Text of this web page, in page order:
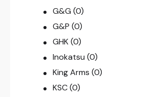
G&G (0)
G&P (0)
GHK (0)
Inokatsu (0)
King Arms (0)
KSC (0)